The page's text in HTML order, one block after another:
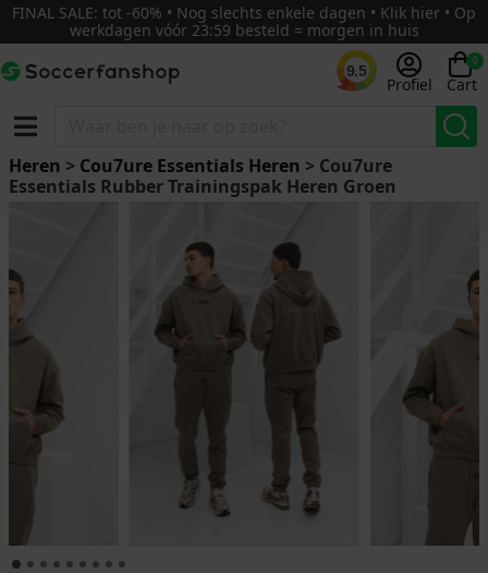
FINAL SALE: tot -60% • Nog slechts enkele dagen • Klik hier • Op
werkdagen vóór 23:59 besteld = morgen in huis
9.5
Profiel
0
Cart
Heren > Cou7ure Essentials Heren > Cou7ure
Essentials Rubber Trainingspak Heren Groen